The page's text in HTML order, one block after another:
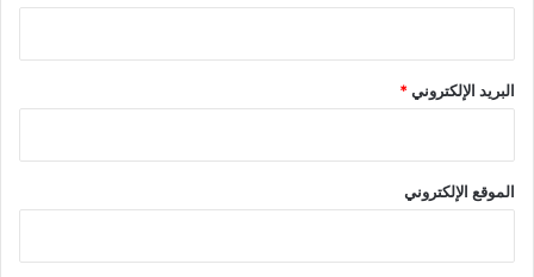
البريد الإلكتروني*
الموقع الإلكتروني